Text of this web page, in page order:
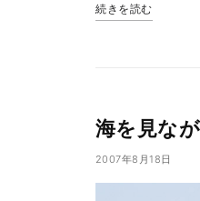
続きを読む
海を見な
2007年8月18日